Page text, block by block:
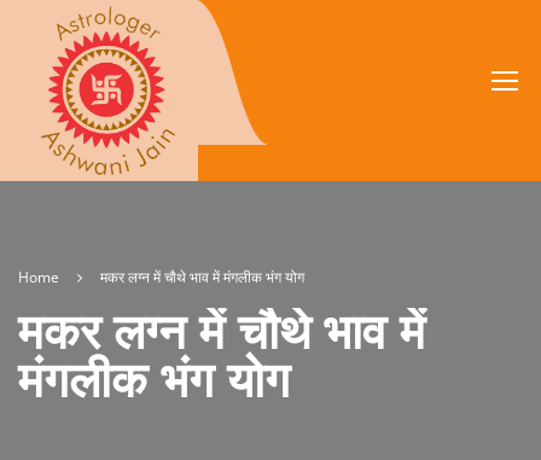
Home मकर लग्न में चौथे भाव में मंगलीक भंग योग
मकर लग्न में चौथे भाव में
मंगलीक भंग योग